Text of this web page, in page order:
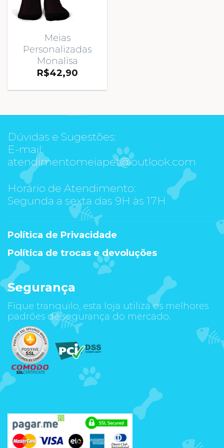
Meias
Personalizadas
Monalisa
R$42,90
Dúvidas e Sugestões:
E-mail:
atendimentomeiapet@outlook.com
Horário de Atendimento:
Segunda a sexta das 9H às 17H
Política de Privacidade
Política de trocas e devoluções
Segurança
Fique tranquilo, esta loja utiliza os melhores
padrões de segurança do mercado.